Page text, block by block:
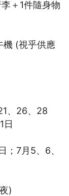
＋1件隨身物
機 (視乎供應
、26、28
日
；7月5、6、
)